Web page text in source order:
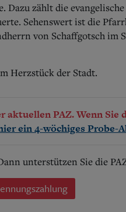
Dazu zählt die
Sehenswert ist die
von Schaffgotsch im
Herzstück der Stadt.
PAZ. Wenn Sie
ein 4-wöchiges Probe-
unterstützen Sie die